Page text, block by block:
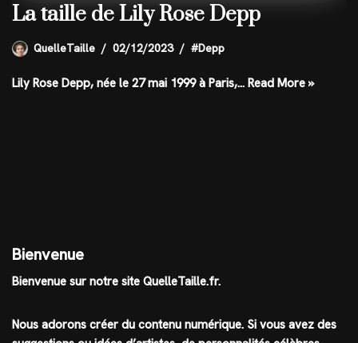
La taille de Lily Rose Depp
QuelleTaille 02/12/2023 #Depp
Lily Rose Depp, née le 27 mai 1999 à Paris,… Read More »
Bienvenue
Bienvenue sur notre site QuelleTaille.fr.
Nous adorons créer du contenu numérique. Si vous avez des